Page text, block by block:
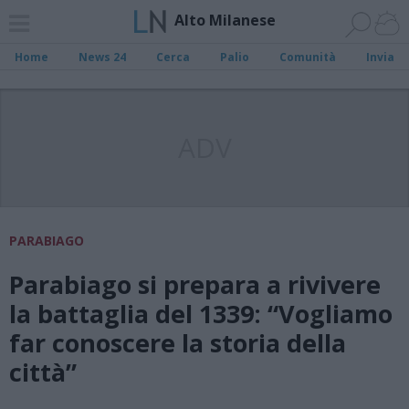
Alto Milanese
Home News 24 Cerca Palio Comunità Invia
PARABIAGO
Parabiago si prepara a rivivere
la battaglia del 1339: “Vogliamo
far conoscere la storia della
città”